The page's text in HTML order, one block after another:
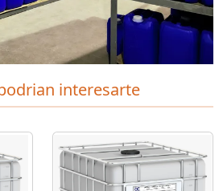
interesarte